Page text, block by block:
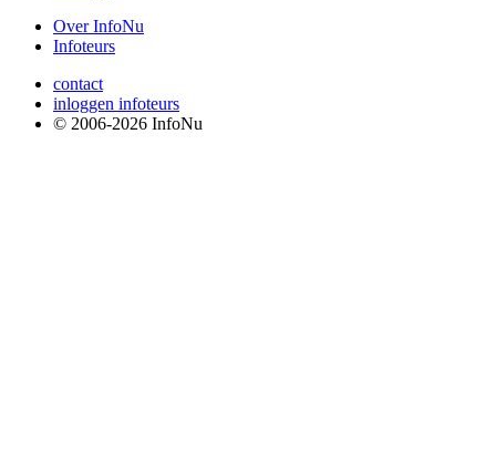
Over InfoNu
Infoteurs
contact
inloggen infoteurs
© 2006-2026 InfoNu